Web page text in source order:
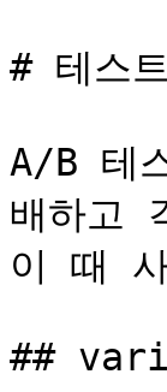
# 테스
A/B 테
배하고
이 때
##